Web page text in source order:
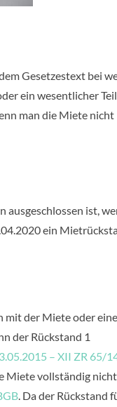
Gesetzestext bei
ein wesentlicher
man die Miete nicht
ausgeschlossen ist,
ein
mit der Miete oder
der Rückstand 1
– XII ZR 65/
Miete vollständig nicht
. Da der Rückstand